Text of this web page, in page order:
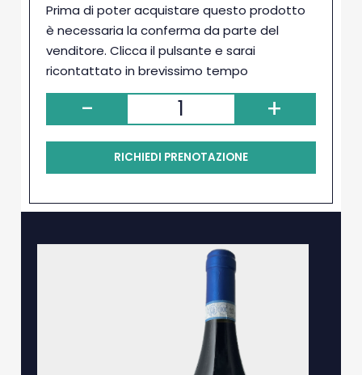
Prima di poter acquistare questo prodotto
è necessaria la conferma da parte del
venditore. Clicca il pulsante e sarai
ricontattato in brevissimo tempo
- +
RICHIEDI PRENOTAZIONE